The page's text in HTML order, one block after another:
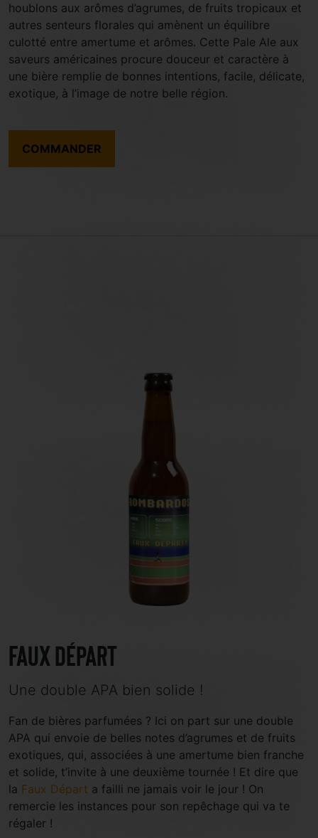
houblons aux arômes d’agrumes, de fruits tropicaux et
autres senteurs florales qui amènent un équilibre
culotté entre amertume et arômes. Cette Pale Ale aux
saveurs américaines procure douceur et caractère à
une bière remplie de bonnes intentions, facile, délicate,
exotique, à l’image de notre belle région.
COMMANDER
Faux départ
Une double APA bien solide !
Fan de bières parfumées ? Ici on part sur une double
APA qui envoie de belles notes d’agrumes et de fruits
exotiques, qui, associées à une amertume bien franche
et solide, t’invite à une deuxième tournée ! Et dire que
la Faux Départ a failli ne jamais voir le jour ! On
remercie les instances pour son repêchage qui va te
régaler !